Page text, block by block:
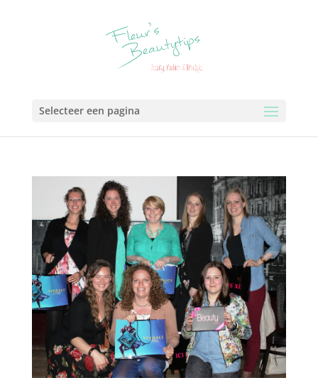
Selecteer een pagina